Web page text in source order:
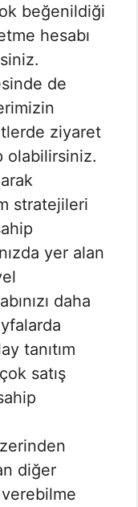
beğenildiği
hesabı
de
ziyaret
olabilirsiniz.
stratejileri
yer alan
daha
tanıtım
satış
diğer
verebilme